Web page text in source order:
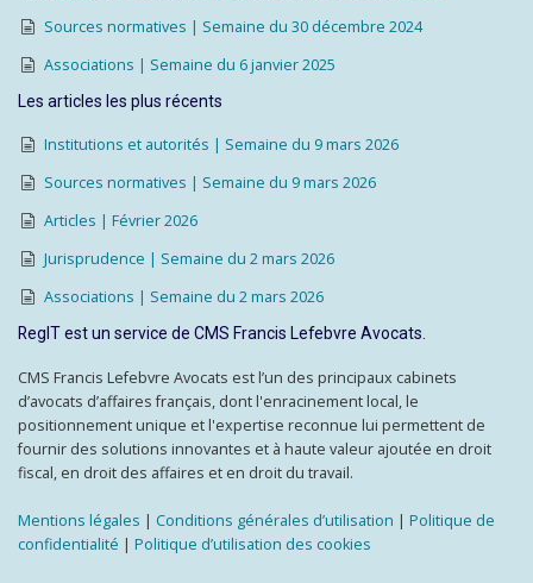
Sources normatives | Semaine du 30 décembre 2024
Associations | Semaine du 6 janvier 2025
Les articles les plus récents
Institutions et autorités | Semaine du 9 mars 2026
Sources normatives | Semaine du 9 mars 2026
Articles | Février 2026
Jurisprudence | Semaine du 2 mars 2026
Associations | Semaine du 2 mars 2026
RegIT est un service de CMS Francis Lefebvre Avocats.
CMS Francis Lefebvre Avocats est l’un des principaux cabinets
d’avocats d’affaires français, dont l'enracinement local, le
positionnement unique et l'expertise reconnue lui permettent de
fournir des solutions innovantes et à haute valeur ajoutée en droit
fiscal, en droit des affaires et en droit du travail.
Mentions légales | Conditions générales d’utilisation | Politique de
confidentialité | Politique d’utilisation des cookies